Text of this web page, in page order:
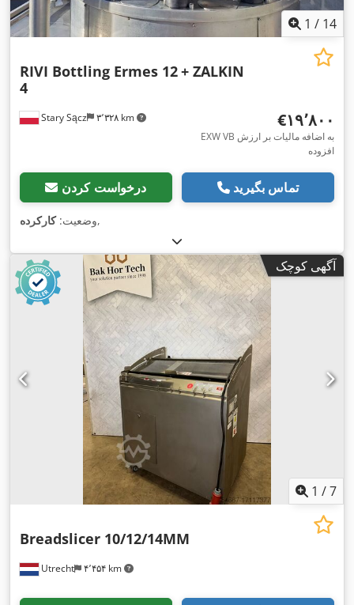
1 / 14
Stary Sącz ۳٬۳۲۸ km
RIVI Bottling Ermes 12+ ZALKIN
4
‎€۱۹٬۸۰۰
EXW VB به اضافه مالیات بر ارزش
افزوده
درخواست کردن تماس بگیرید
وضعیت:کارکرده ,
آگهی کوچک
1 /7
Utrecht ۴٬۴۵۴ km
Breadslicer 10/12/14MM